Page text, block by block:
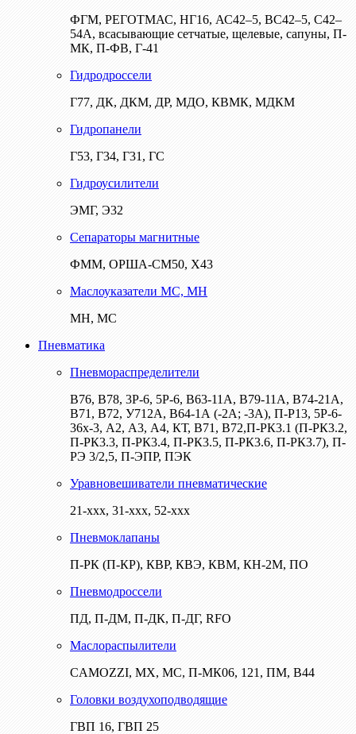
ФГМ, РЕГОТМАС, НГ16, АС42–5, ВС42–5, С42–
54А, всасывающие сетчатые, щелевые, сапуны, П-
МК, П-ФВ, Г-41
Гидродроссели
Г77, ДК, ДКМ, ДР, МДО, КВМК, МДКМ
Гидропанели
Г53, Г34, Г31, ГС
Гидроусилители
ЭМГ, Э32
Сепараторы магнитные
ФММ, ОРША-СМ50, Х43
Маслоуказатели МС, МН
МН, МС
Пневматика
Пневмораспределители
В76, В78, 3Р-6, 5Р-6, В63-11А, В79-11А, В74-21А,
В71, В72, У712А, В64-1А (-2А; -3А), П-Р13, 5Р-6-
36х-3, А2, А3, А4, КТ, В71, В72,П-РК3.1 (П-РК3.2,
П-РК3.3, П-РК3.4, П-РК3.5, П-РК3.6, П-РК3.7), П-
РЭ 3/2,5, П-ЭПР, ПЭК
Уравновешиватели пневматические
21-ххх, 31-ххх, 52-ххх
Пневмоклапаны
П-РК (П-КР), КВР, КВЭ, КВМ, КН-2М, ПО
Пневмодроссели
ПД, П-ДМ, П-ДК, П-ДГ, RFO
Маслораспылители
CAMOZZI, МХ, МС, П-МК06, 121, ПМ, В44
Головки воздухоподводящие
ГВП 16, ГВП 25